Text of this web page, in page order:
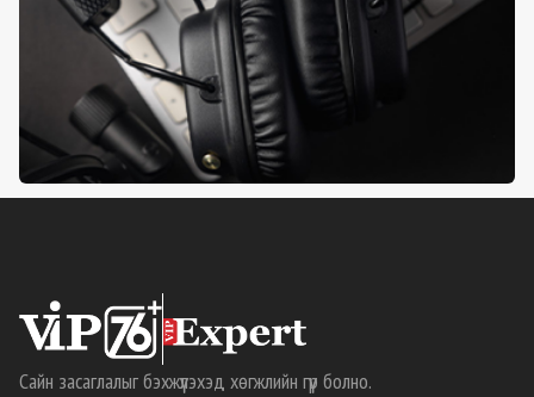
Сайн засаглалыг бэхжүүлэхэд хөгжлийн гүүр болно.